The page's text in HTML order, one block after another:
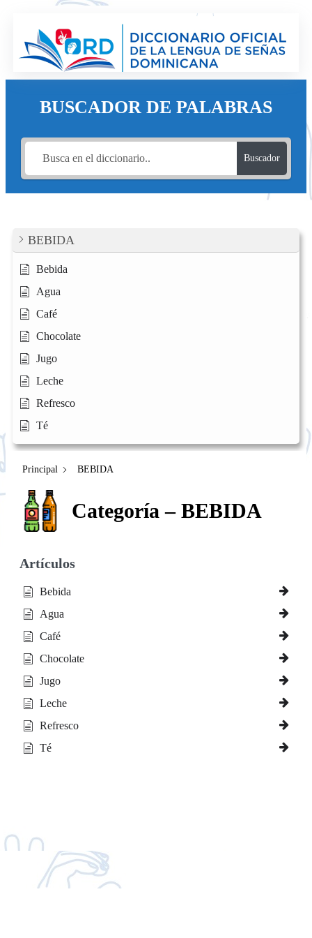
contenido
BUSCADOR DE PALABRAS
Buscador
BEBIDA
Bebida
Agua
Café
Chocolate
Jugo
Leche
Refresco
Té
Principal BEBIDA
Categoría – BEBIDA
Artículos
Bebida
Agua
Café
Chocolate
Jugo
Leche
Refresco
Té